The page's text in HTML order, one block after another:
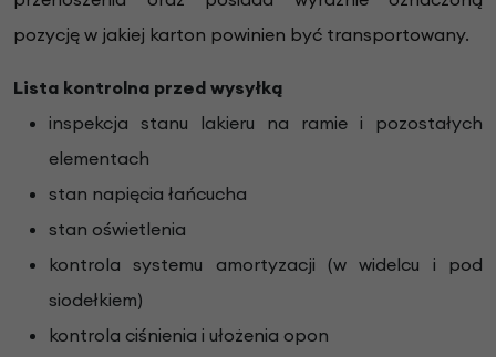
pozycję w jakiej karton powinien być transportowany.
Lista kontrolna przed wysyłką
inspekcja stanu lakieru na ramie i pozostałych
elementach
stan napięcia łańcucha
stan oświetlenia
kontrola systemu amortyzacji (w widelcu i pod
siodełkiem)
kontrola ciśnienia i ułożenia opon